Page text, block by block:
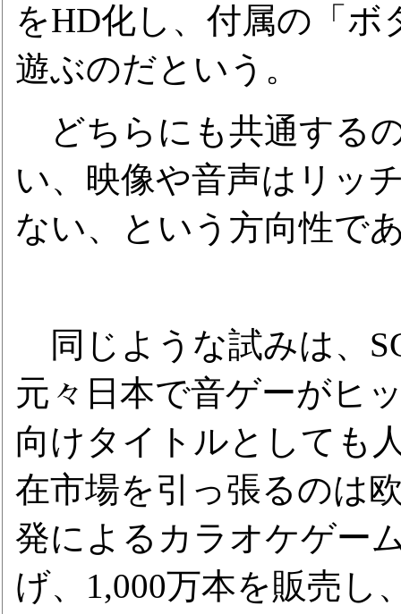
をHD化し、付属の「
遊ぶのだという。
どちらにも共通する
い、映像や音声はリッ
ない、という方向性で
同じような試みは、
元々日本で音ゲーがヒ
向けタイトルとしても
在市場を引っ張るのは
発によるカラオケゲー
げ、1,000万本を販売し